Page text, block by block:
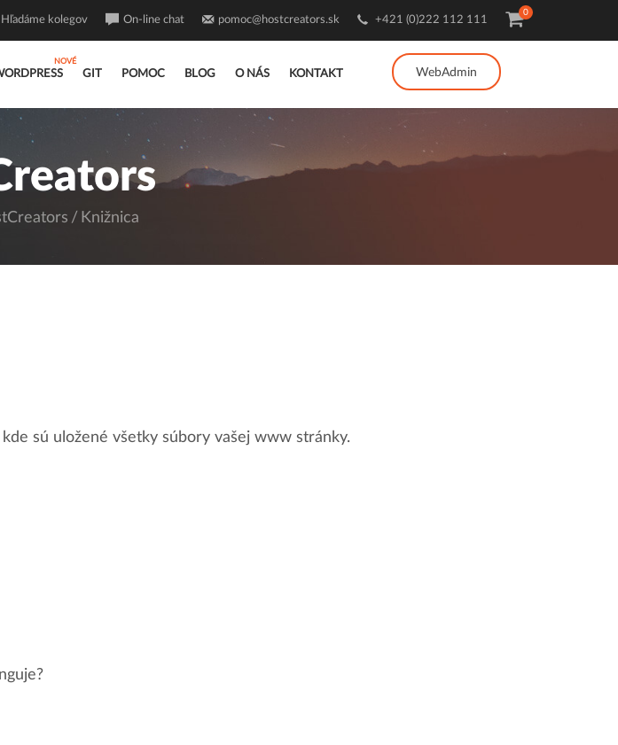
GIT POMOC BLOG O NÁS KONTAKT WebAdmin
Hľadáme kolegov On-line chat pomoc@hostcreators.sk +421 (0)222 112 111
0
Knižnica
sú uložené všetky súbory vašej www stránky.